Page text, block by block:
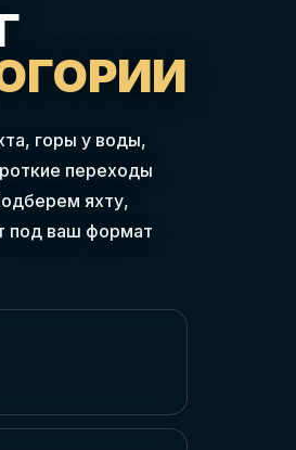
горы у воды,
переходы
яхту,
под ваш формат